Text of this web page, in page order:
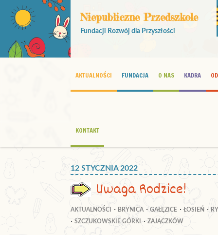
Niepubliczne Przedszkole
Fundacji Rozwój dla Przyszłości
AKTUALNOŚCI FUNDACJA O NAS KADRA
KONTAKT
12 STYCZNIA 2022
Uwaga Rodzice!
AKTUALNOŚCI BRYNICA GAŁĘZICE ŁOSIEŃ
SZCZUKOWSKIE GÓRKI
ZAJĄCZKÓW